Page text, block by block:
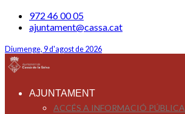
972 46 00 05
ajuntament@cassa.cat
Diumenge, 9 d'agost de 2026
AJUNTAMENT
ACCÉS A INFORMACIÓ PÚBLICA